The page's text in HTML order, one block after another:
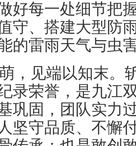
好每一处细节把
守、搭建大型防
的雷雨天气与虫
，见端以知末。
录荣誉，是九江
巩固，团队实力
坚守品质、不懈